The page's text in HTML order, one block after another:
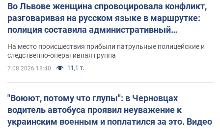
Во Львове женщина спровоцировала конфликт,
разговаривая на русском языке в маршрутке:
полиция составила административный
На место происшествия прибыли патрульные полицейские и
следственно-оперативная группа
7.08.2026 18:40 11,1 т.
"Воюют, потому что глупы": в Черновцах
водитель автобуса проявил неуважение к
украинским военным и поплатился за это. Видео